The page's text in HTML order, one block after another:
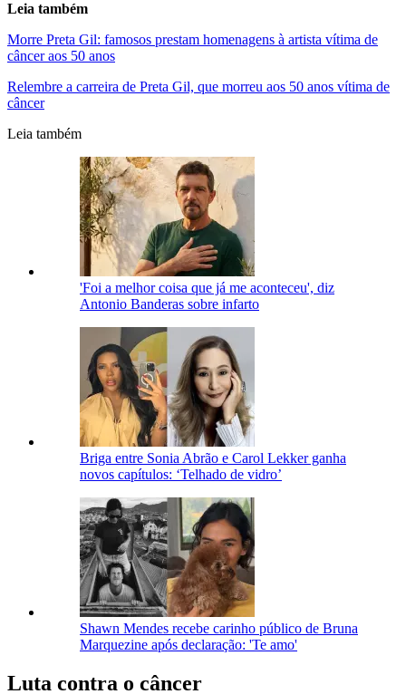
Leia também
Morre Preta Gil: famosos prestam homenagens à artista vítima de
câncer aos 50 anos
Relembre a carreira de Preta Gil, que morreu aos 50 anos vítima de
câncer
Leia também
'Foi a melhor coisa que já me aconteceu', diz
Antonio Banderas sobre infarto
Briga entre Sonia Abrão e Carol Lekker ganha
novos capítulos: ‘Telhado de vidro’
Shawn Mendes recebe carinho público de Bruna
Marquezine após declaração: 'Te amo'
Luta contra o câncer